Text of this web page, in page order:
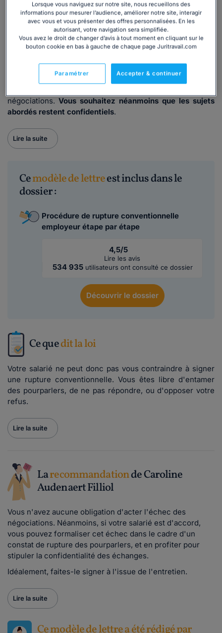
Dans quel cas utiliser ce modèle ?
Au cours de l'entretien préalable à la rupture
conventionnelle, vous constatez que vous n'arrivez pas à
vous entendre sur les modalités (date, montant de
l'indemnité,etc.).
Vous estimez qu'une solution ne pourra pas être trouvée
négociations. Vous souhaitez néanmoins que les sujets
abordés restent confidentiels.
Lire la suite
Cemodèle de lettreest inclus dans le
dossier :
Procédure de rupture conventionnelle
employeur étape par étape
4,5/5
Lire les avis
534 935 utilisateurs ont consulté ce dossier
Découvrirle dossier
Ce quedit la loi
Votre salarié ne peut donc pas vous contraindre à signer
une rupture conventionnelle. Vous êtes libre d'entamer
des pourparlers, de ne pas répondre, ou d'opposer votre
refus.
Lire la suite
Larecommandationde Caroline
Audenaert Filliol
Vous n'avez aucune obligation d'acter l'échec des
négociations. Néanmoins, si votre salarié est d'accord,
vous pouvez formaliser cet échec dans le cadre d'un
constat de rupture des pourparlers, et en profiter pour
stipuler la confidentialité des échanges.
Idéalement, faites-le signer à l'issue de l'entretien.
Lire la suite
Ce modèle de lettre a été rédigé par
Lorsque vous naviguez sur notre site, nous recueillons des
informations pour mesurer l’audience, améliorer notre site, interagir
avec vous et vous présenter des offres personnalisées. En les
autorisant, votre navigation sera simplifiée.
Vous avez le droit de changer d’avis à tout moment en cliquant sur le
bouton cookie en bas à gauche de chaque page Juritravail.com
Accepter & continuer
Paramétrer